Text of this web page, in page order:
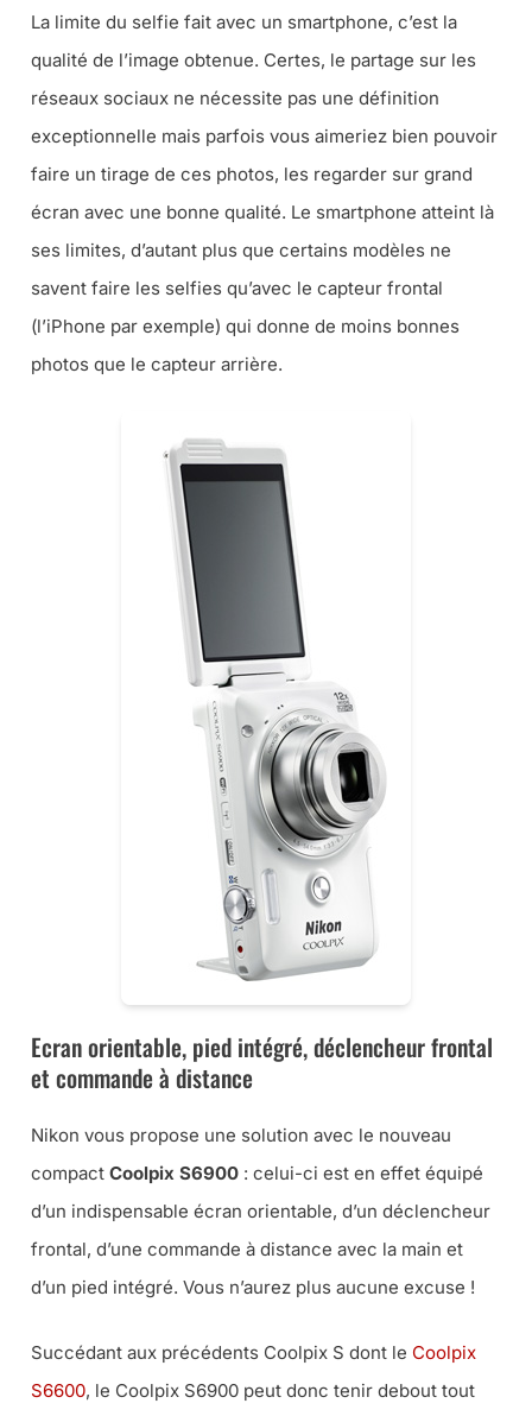
La limite du selfie fait avec un smartphone, c’est la
qualité de l’image obtenue. Certes, le partage sur les
réseaux sociaux ne nécessite pas une définition
exceptionnelle mais parfois vous aimeriez bien pouvoir
faire un tirage de ces photos, les regarder sur grand
écran avec une bonne qualité. Le smartphone atteint là
ses limites, d’autant plus que certains modèles ne
savent faire les selfies qu’avec le capteur frontal
(l’iPhone par exemple) qui donne de moins bonnes
photos que le capteur arrière.
Ecran orientable, pied intégré, déclencheur frontal
et commande à distance
Nikon vous propose une solution avec le nouveau
compact Coolpix S6900 : celui-ci est en effet équipé
d’un indispensable écran orientable, d’un déclencheur
frontal, d’une commande à distance avec la main et
d’un pied intégré. Vous n’aurez plus aucune excuse !
Succédant aux précédents Coolpix S dont le Coolpix
S6600, le Coolpix S6900 peut donc tenir debout tout